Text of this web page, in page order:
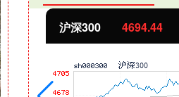
北证50 1134.24